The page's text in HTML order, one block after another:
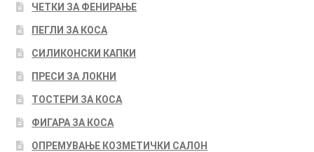
ЧЕТКИ ЗА ФЕНИРАЊЕ
ПЕГЛИ ЗА КОСА
СИЛИКОНСКИ КАПКИ
ПРЕСИ ЗА ЛОКНИ
ТОСТЕРИ ЗА КОСА
ФИГАРА ЗА КОСА
ОПРЕМУВАЊЕ КОЗМЕТИЧКИ САЛОН